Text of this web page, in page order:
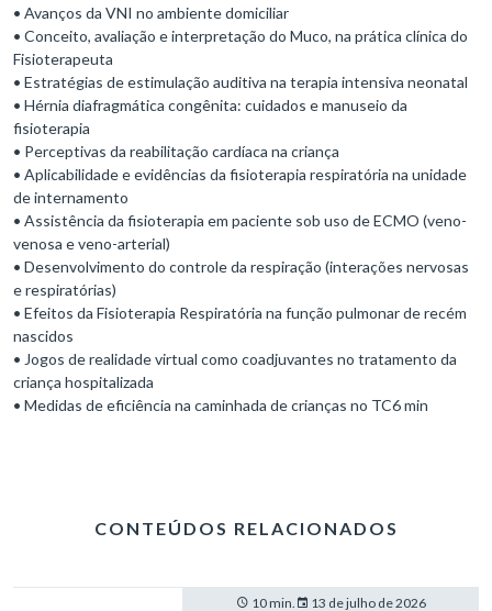
• Avanços da VNI no ambiente domiciliar
• Conceito, avaliação e interpretação do Muco, na prática clínica do
Fisioterapeuta
• Estratégias de estimulação auditiva na terapia intensiva neonatal
• Hérnia diafragmática congênita: cuidados e manuseio da
fisioterapia
• Perceptivas da reabilitação cardíaca na criança
• Aplicabilidade e evidências da fisioterapia respiratória na unidade
de internamento
• Assistência da fisioterapia em paciente sob uso de ECMO (veno-
venosa e veno-arterial)
• Desenvolvimento do controle da respiração (interações nervosas
e respiratórias)
• Efeitos da Fisioterapia Respiratória na função pulmonar de recém
nascidos
• Jogos de realidade virtual como coadjuvantes no tratamento da
criança hospitalizada
• Medidas de eficiência na caminhada de crianças no TC6 min
CONTEÚDOS RELACIONADOS
10 min. 13 de julho de 2026